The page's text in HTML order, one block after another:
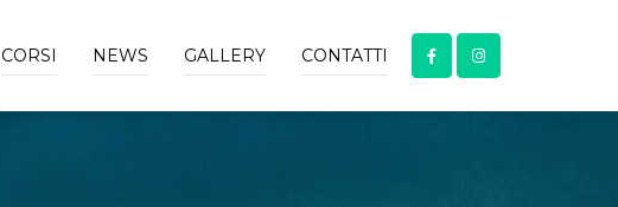
CORSI NEWS GALLERY CONTATTI